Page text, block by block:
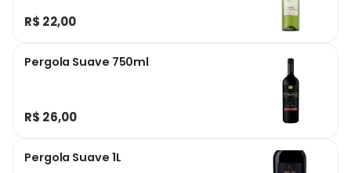
R$ 22,00
Pergola Suave 750ml
R$ 26,00
Pergola Suave 1L